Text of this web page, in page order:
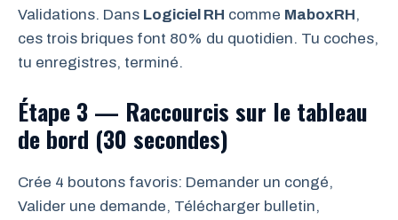
Validations. Dans Logiciel RH comme MaboxRH,
ces trois briques font 80% du quotidien. Tu coches,
tu enregistres, terminé.
Étape 3 — Raccourcis sur le tableau
de bord (30 secondes)
Crée 4 boutons favoris: Demander un congé,
Valider une demande, Télécharger bulletin,